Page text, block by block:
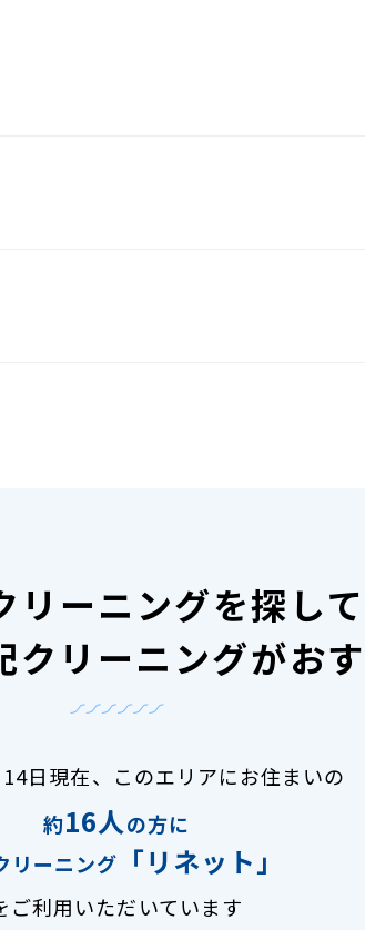
リーニングを探し
クリーニングがお
日現在、
このエリアにお住まいの
約16人の方に
リーニング
「リネット」
ご利用いただいています